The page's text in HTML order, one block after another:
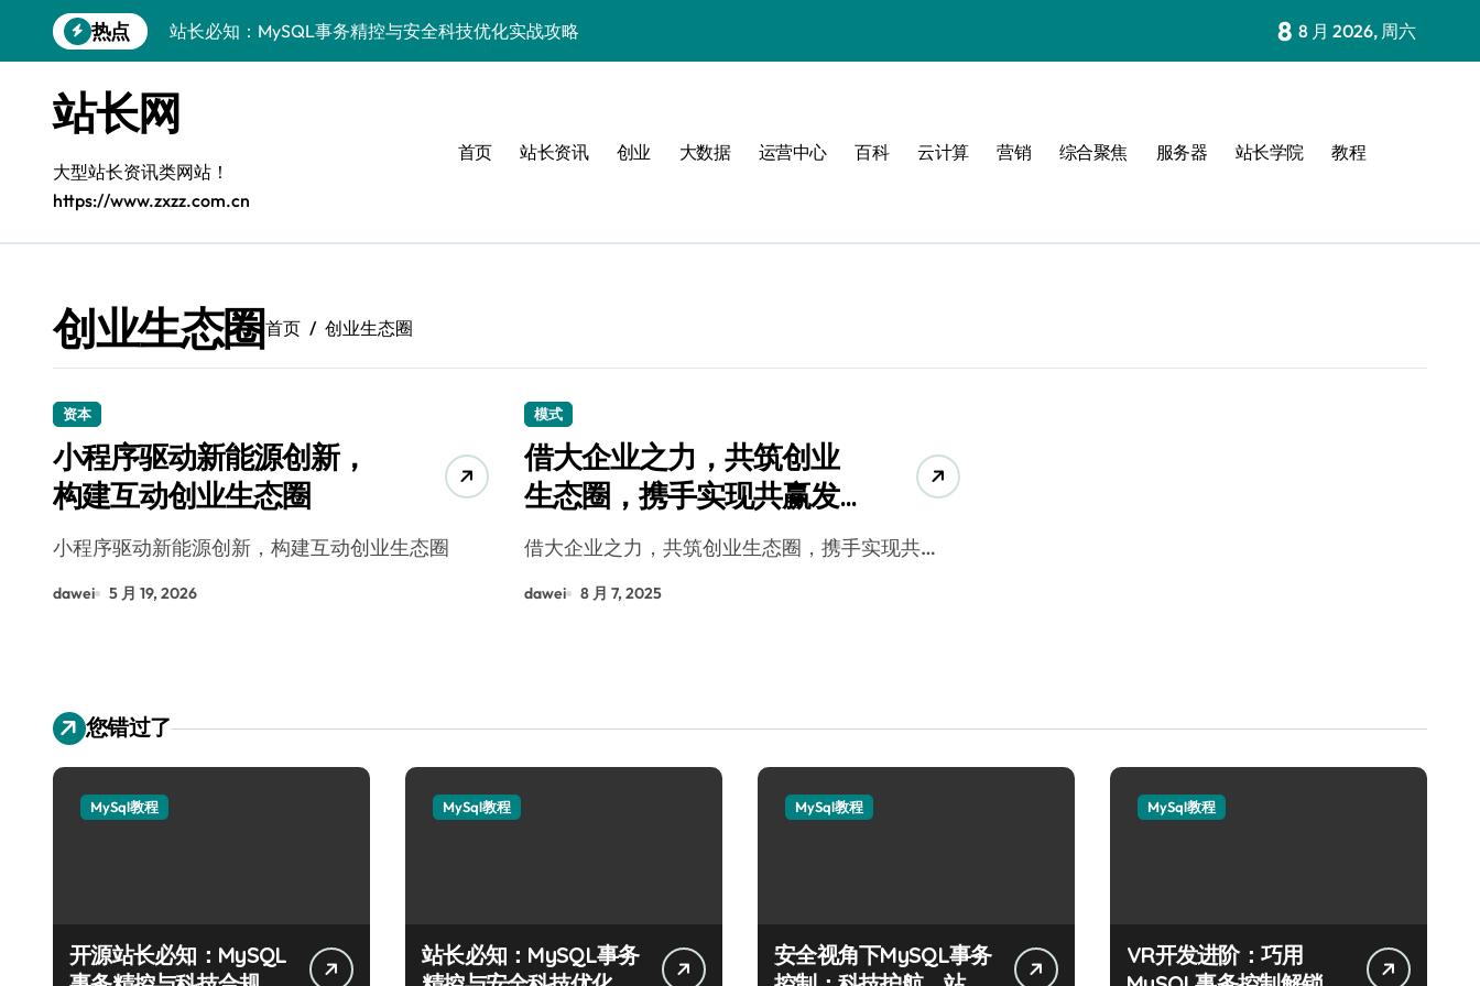
到
热点
站长必知：MySQL事务精控与安全科技优化实战攻略
VR开发进阶：巧用MySQL事务控制解锁科技新战力
科技站长揭秘：MySQL事务控制进阶实战，工程师必知技巧
iOS开发进阶：MySQL事务处理科技赋能，技术实战全掌控
MySQL进阶实战：解锁后端事务处理与科技驱动性能优化
MySQL事务精要：iOS后端开发科技实战，技术达人控局之道
开源站长必知：MySQL事务精控与科技合规风控实战攻略
8 8 月 2026, 周六
站长网
大型站长资讯类网站！
https://www.zxzz.com.cn
首页 站长资讯 创业 大数据 运营中心 百科 云计算 营销 综合聚焦 服务器 站长学院 教程
创业生态圈 首页 创业生态圈
资本
小程序驱动新能源创新，
构建互动创业生态圈
小程序驱动新能源创新，构建互动创业生态圈
dawei 5 月 19, 2026
模式
借大企业之力，共筑创业
生态圈，携手实现共赢发
展借大企业之力，共筑创业生态圈，携手实现共…
dawei 8 月 7, 2025
您错过了
MySql教程
开源站长必知：MySQL
MySql教程
站长必知：MySQL事务
MySql教程
安全视角下MySQL事务
MySql教程
VR开发进阶：巧用